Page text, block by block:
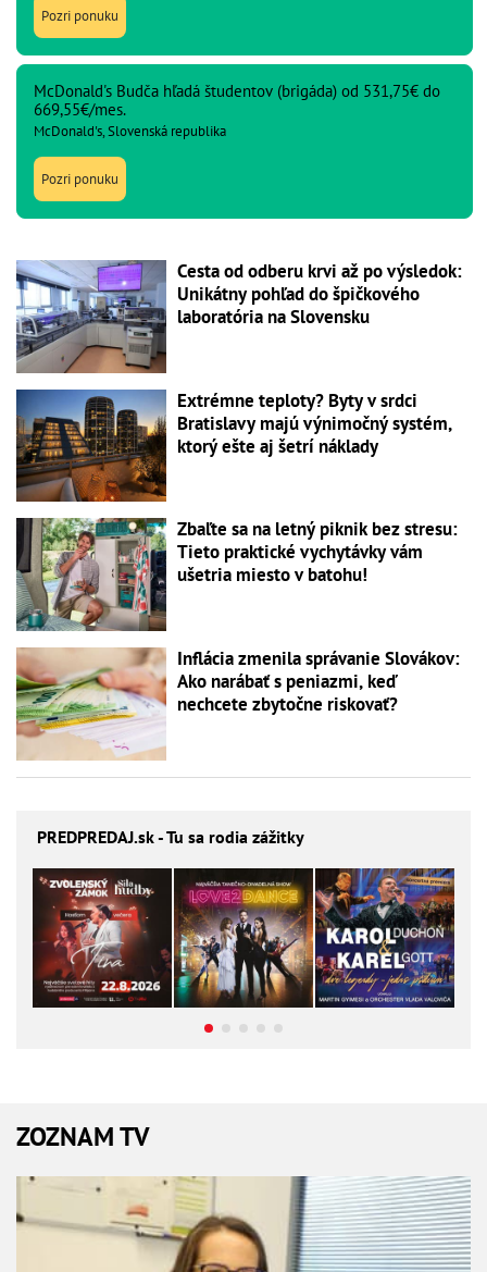
Pozri ponuku
McDonald's Budča hľadá študentov (brigáda) od 531,75€ do
669,55€/mes.
McDonald's, Slovenská republika
Pozri ponuku
Cesta od odberu krvi až po výsledok:
Unikátny pohľad do špičkového
laboratória na Slovensku
Extrémne teploty? Byty v srdci
Bratislavy majú výnimočný systém,
ktorý ešte aj šetrí náklady
Zbaľte sa na letný piknik bez stresu:
Tieto praktické vychytávky vám
ušetria miesto v batohu!
Inflácia zmenila správanie Slovákov:
Ako narábať s peniazmi, keď
nechcete zbytočne riskovať?
PREDPREDAJ.sk - Tu sa rodia zážitky
ZOZNAM TV